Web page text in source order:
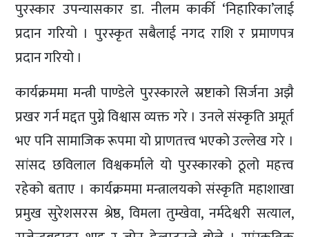
पुरस्कार उपन्यासकार डा. नीलम कार्की ‘निहारिका’लाई
प्रदान गरियो । पुरस्कृत सबैलाई नगद राशि र प्रमाणपत्र
प्रदान गरियो ।
कार्यक्रममा मन्त्री पाण्डेले पुरस्कारले स्रष्टाको सिर्जना अझै
प्रखर गर्न मद्दत पुग्ने विश्वास व्यक्त गरे । उनले संस्कृति अमूर्त
भए पनि सामाजिक रूपमा यो प्राणतत्त्व भएको उल्लेख गरे ।
सांसद छविलाल विश्वकर्माले यो पुरस्कारको ठूलो महत्त्व
रहेको बताए । कार्यक्रममा मन्त्रालयको संस्कृति महाशाखा
प्रमुख सुरेशसरस श्रेष्ठ, विमला तुम्खेवा, नर्मदेश्वरी सत्याल,